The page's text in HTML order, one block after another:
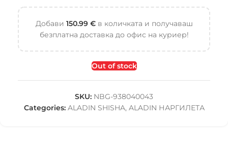
Добави 150.99 €в количката и получаваш
безплатна доставка до офис на куриер!
Out of stock
SKU: NBG-938040043
Categories: ALADIN SHISHA, ALADIN НАРГИЛЕТА